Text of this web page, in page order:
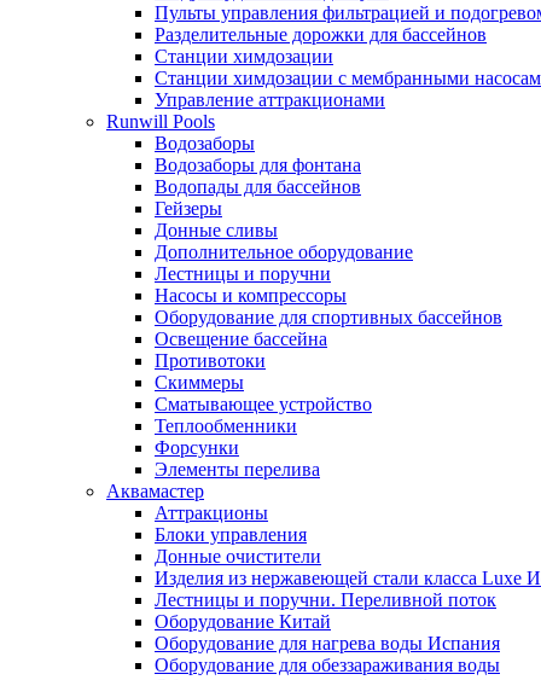
Пульты управления фильтрацией и
Разделительные дорожки для бассейнов
Станции химдозации
Станции химдозации с мембранными
Управление аттракционами
Runwill Pools
Водозаборы
Водозаборы для фонтана
Водопады для бассейнов
Гейзеры
Донные сливы
Дополнительное оборудование
Лестницы и поручни
Насосы и компрессоры
Оборудование для спортивных бассейнов
Освещение бассейна
Противотоки
Скиммеры
Сматывающее устройство
Теплообменники
Форсунки
Элементы перелива
Аквамастер
Аттракционы
Блоки управления
Донные очистители
Изделия из нержавеющей стали класса Luxe
Лестницы и поручни. Переливной поток
Оборудование Китай
Оборудование для нагрева воды Испания
Оборудование для обеззараживания воды